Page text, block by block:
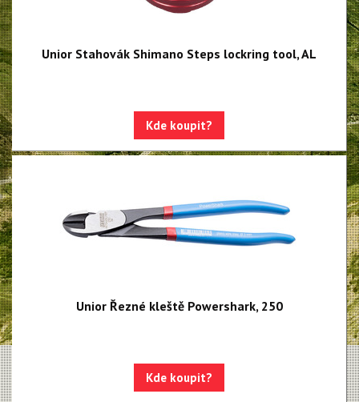
Nářadí na servis napl.kol
Montážní stojany
Unior Stahovák Shimano Steps lockring tool, AL
Kde koupit?
Unior Řezné kleště Powershark, 250
Kde koupit?